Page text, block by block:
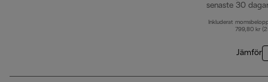
senaste 30
Inkluderat
799,80 kr
Jämför